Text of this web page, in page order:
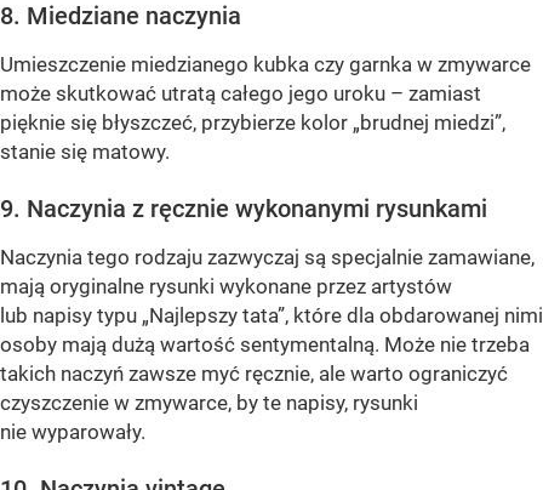
8. Miedziane naczynia
Umieszczenie miedzianego kubka czy garnka w zmywarce
może skutkować utratą całego jego uroku – zamiast
pięknie się błyszczeć, przybierze kolor „brudnej miedzi”,
stanie się matowy.
9. Naczynia z ręcznie wykonanymi rysunkami
Naczynia tego rodzaju zazwyczaj są specjalnie zamawiane,
mają oryginalne rysunki wykonane przez artystów
lub napisy typu „Najlepszy tata”, które dla obdarowanej nimi
osoby mają dużą wartość sentymentalną. Może nie trzeba
takich naczyń zawsze myć ręcznie, ale warto ograniczyć
czyszczenie w zmywarce, by te napisy, rysunki
nie wyparowały.